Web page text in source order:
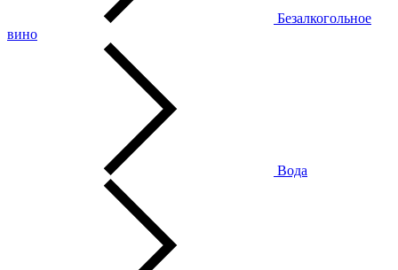
Безалкогольное
вино
Вода